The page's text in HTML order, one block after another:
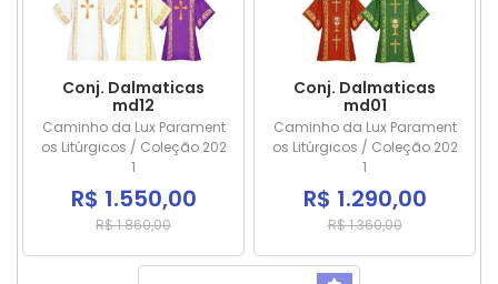
Conj. Dalmaticas
md12
Caminho da Lux Parament
os Litúrgicos / Coleção 202
1
R$ 1.550,00
R$ 1.860,00
Conj. Dalmaticas
md01
Caminho da Lux Parament
os Litúrgicos / Coleção 202
1
R$ 1.290,00
R$ 1.360,00